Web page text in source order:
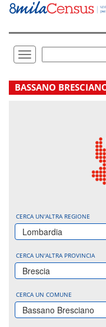
Vai
direttamente
Toggle
navigation
.
BASSANO
CERCA UN'ALTRA REGIONE
Lombardia
CERCA UN'ALTRA PROVINCIA
Brescia
CERCA UN COMUNE
Bassano Bresciano